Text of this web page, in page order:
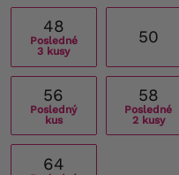
48
Posledné
3 kusy
50
56
Posledný
kus
58
Posledné
2 kusy
64